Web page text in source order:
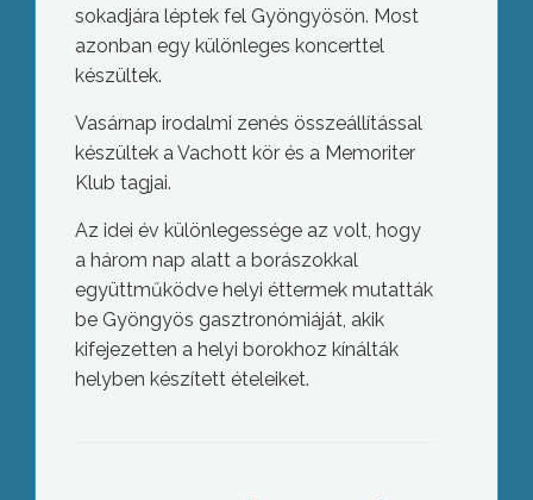
sokadjára léptek fel Gyöngyösön. Most
azonban egy különleges koncerttel
készültek.
Vasárnap irodalmi zenés összeállítással
készültek a Vachott kör és a Memoriter
Klub tagjai.
Az idei év különlegessége az volt, hogy
a három nap alatt a borászokkal
együttműködve helyi éttermek mutatták
be Gyöngyös gasztronómiáját, akik
kifejezetten a helyi borokhoz kínálták
helyben készített ételeiket.